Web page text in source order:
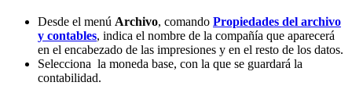
Desde el menú Archivo, comando Propiedades del archivo
y contables, indica el nombre de la compañía que aparecerá
en el encabezado de las impresiones y en el resto de los datos.
Selecciona la moneda base, con la que se guardará la
contabilidad.